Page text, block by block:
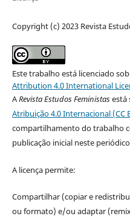
Copyright (c) 2023 Revista
Este trabalho está licenciado
Attribution 4.0 International
ARevista Estudos Feministasestá
Atribuição 4.0 Internacional (CC
compartilhamento do trabalho
publicação inicial neste
A licença permite:
Compartilhar (copiar e
ou formato) e/ou adaptar